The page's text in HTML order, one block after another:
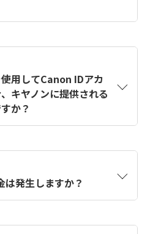
は【カメラ】Canon IDとは
の作成方法は？をご確認く
用してCanon IDアカ
キヤノンに提供される
か？
取得します。アカウントを
うに、この情報を使用して
ームを入力します。
発生しますか？